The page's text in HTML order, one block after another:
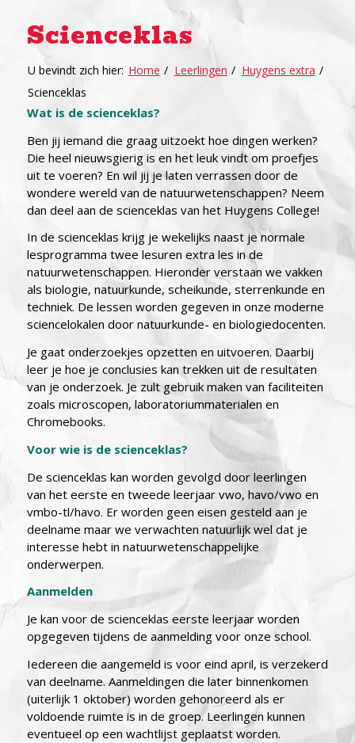
Scienceklas
U bevindt zich hier: Home / Leerlingen / Huygens extra /
Scienceklas
Wat is de scienceklas?
Ben jij iemand die graag uitzoekt hoe dingen werken?
Die heel nieuwsgierig is en het leuk vindt om proefjes
uit te voeren? En wil jij je laten verrassen door de
wondere wereld van de natuurwetenschappen? Neem
dan deel aan de scienceklas van het Huygens College!
In de scienceklas krijg je wekelijks naast je normale
lesprogramma twee lesuren extra les in de
natuurwetenschappen. Hieronder verstaan we vakken
als biologie, natuurkunde, scheikunde, sterrenkunde en
techniek. De lessen worden gegeven in onze moderne
sciencelokalen door natuurkunde- en biologiedocenten.
Je gaat onderzoekjes opzetten en uitvoeren. Daarbij
leer je hoe je conclusies kan trekken uit de resultaten
van je onderzoek. Je zult gebruik maken van faciliteiten
zoals microscopen, laboratoriummaterialen en
Chromebooks.
Voor wie is de scienceklas?
De scienceklas kan worden gevolgd door leerlingen
van het eerste en tweede leerjaar vwo, havo/vwo en
vmbo-tl/havo. Er worden geen eisen gesteld aan je
deelname maar we verwachten natuurlijk wel dat je
interesse hebt in natuurwetenschappelijke
onderwerpen.
Aanmelden
Je kan voor de scienceklas eerste leerjaar worden
opgegeven tijdens de aanmelding voor onze school.
Iedereen die aangemeld is voor eind april, is verzekerd
van deelname. Aanmeldingen die later binnenkomen
(uiterlijk 1 oktober) worden gehonoreerd als er
voldoende ruimte is in de groep. Leerlingen kunnen
eventueel op een wachtlijst geplaatst worden.